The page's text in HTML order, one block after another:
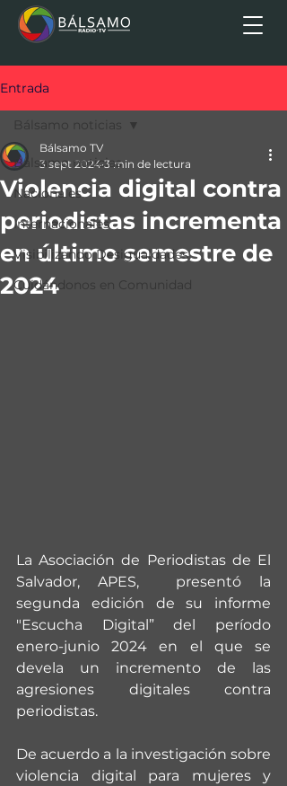
Entrada
Bálsamo noticias
Nacionales
Internacionales
Visibilizando Desigualdades
Cuidándonos en Comunidad
Bálsamo noticias
Violencia digital contra
periodistas incrementa
en último semestre de
2024
Bálsamo TV
3 sept 2024 3 min de lectura
La Asociación de Periodistas de El
Salvador, APES,  presentó la
segunda edición de su informe
"Escucha Digital” del período
enero-junio 2024 en el que se
devela un incremento de las
agresiones digitales contra
periodistas.
De acuerdo a la investigación sobre
violencia digital para mujeres y